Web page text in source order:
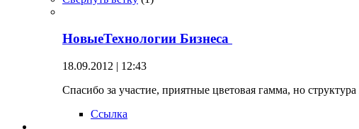
НовыеТехнологии Бизнеса
18.09.2012 | 12:43
Спасибо за участие, приятные цветовая гамма, но
Ссылка